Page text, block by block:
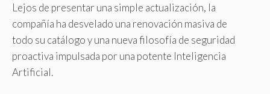
Lejos de presentar una simple actualización, la
compañía ha desvelado una renovación masiva de
todo su catálogo y una nueva filosofía de seguridad
proactiva impulsada por una potente Inteligencia
Artificial.